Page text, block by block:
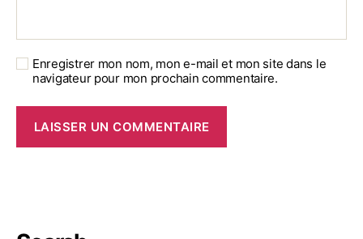
Enregistrer mon nom, mon e-mail et mon site dans le
navigateur pour mon prochain commentaire.